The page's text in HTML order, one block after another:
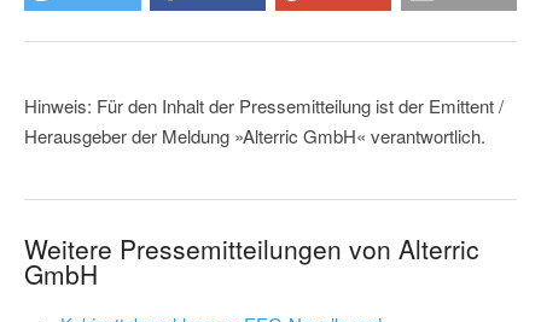
Hinweis: Für den Inhalt der Pressemitteilung ist der Emittent /
Herausgeber der Meldung »Alterric GmbH« verantwortlich.
Weitere Pressemitteilungen von Alterric
GmbH